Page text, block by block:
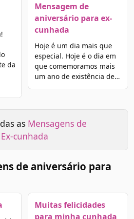
da
Mensagem de
aniversário para ex-
cunhada
Hoje é um dia mais que
especial. Hoje é o dia em
que comemoramos mais
um ano de existência de…
as Mensagens de
cunhada
de aniversário para
Muitas felicidades
para minha cunhada